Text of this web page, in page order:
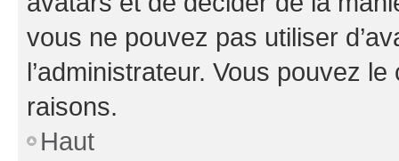
vous ne pouvez pas utiliser
l’administrateur. Vous pouvez
raisons.
Haut